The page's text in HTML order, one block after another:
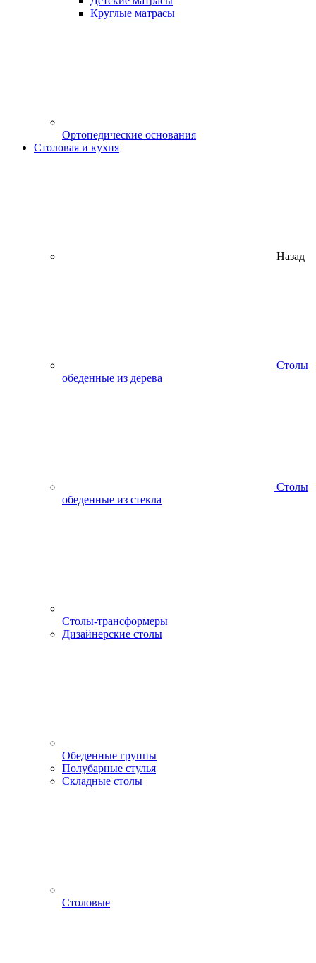
Круглые матрасы
Ортопедические основания
Столовая и кухня
Назад
Столы
обеденные из дерева
Столы
обеденные из стекла
Столы-трансформеры
Дизайнерские столы
Обеденные группы
Полубарные стулья
Складные столы
Столовые